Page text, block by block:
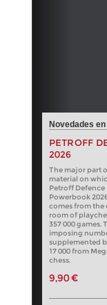
Novedades
PETROFF
2026
The major part
material on
Petroff Defence
Powerbook
comes from the
room of
357 000 games.
imposing
supplemented
17 000 from
chess.
9,90 €